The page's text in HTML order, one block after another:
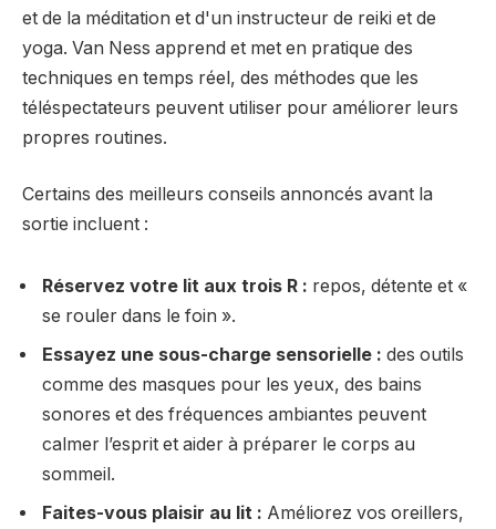
et de la méditation et d'un instructeur de reiki et de
yoga. Van Ness apprend et met en pratique des
techniques en temps réel, des méthodes que les
téléspectateurs peuvent utiliser pour améliorer leurs
propres routines.
Certains des meilleurs conseils annoncés avant la
sortie incluent :
Réservez votre lit aux trois R : repos, détente et «
se rouler dans le foin ».
Essayez une sous-charge sensorielle : des outils
comme des masques pour les yeux, des bains
sonores et des fréquences ambiantes peuvent
calmer l’esprit et aider à préparer le corps au
sommeil.
Faites-vous plaisir au lit : Améliorez vos oreillers,